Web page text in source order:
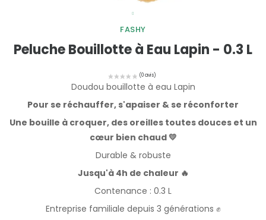
FASHY
Peluche Bouillotte à Eau Lapin - 0.3 L
Doudou bouillotte à eau Lapin
Pour se réchauffer, s'apaiser & se réconforter
Une bouille à croquer, des oreilles toutes douces et un
cœur bien chaud 💛
Durable & robuste
Jusqu'à 4h de chaleur 🔥
Contenance : 0.3 L
Entreprise familiale depuis 3 générations ✊